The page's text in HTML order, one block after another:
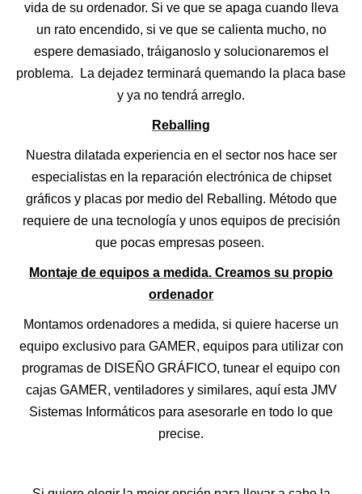
vida de su ordenador. Si ve que se apaga cuando lleva
un rato encendido, si ve que se calienta mucho, no
espere demasiado, tráiganoslo y solucionaremos el
problema. La dejadez terminará quemando la placa base
y ya no tendrá arreglo.
Reballing
Nuestra dilatada experiencia en el sector nos hace ser
especialistas en la reparación electrónica de chipset
gráficos y placas por medio del Reballing. Método que
requiere de una tecnología y unos equipos de precisión
que pocas empresas poseen.
Montaje de equipos a medida. Creamos su propio
ordenador
Montamos ordenadores a medida, si quiere hacerse un
equipo exclusivo para GAMER, equipos para utilizar con
programas de DISEÑO GRÁFICO, tunear el equipo con
cajas GAMER, ventiladores y similares, aquí esta JMV
Sistemas Informáticos para asesorarle en todo lo que
precise.